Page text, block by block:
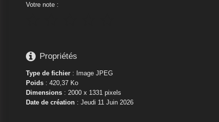
Votre note :
 Propriétés
Type de fichier: Image JPEG
Poids: 420,37 Ko
Dimensions: 2000 x 1331 pixels
Date de création: Jeudi 11 Juin 2026